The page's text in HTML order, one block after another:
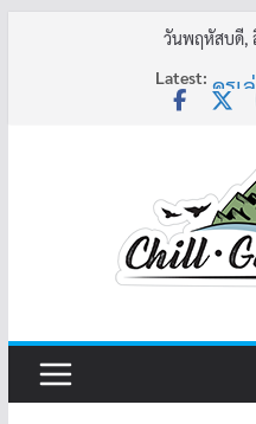
วันพฤหัสบดี,
Latest: ครูเ
ครู
คุณ
อ้ว